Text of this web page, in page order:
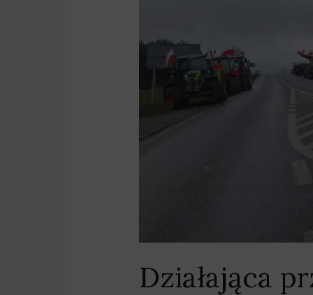
Działająca
rolników